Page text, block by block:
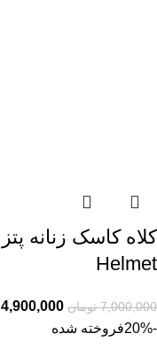
Helmet
7,000,000 تومان 4,900,000
-20%
فروخته شده